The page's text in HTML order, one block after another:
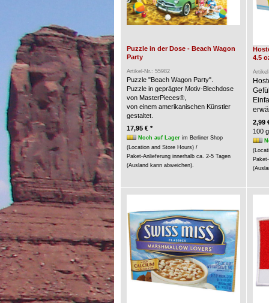
Puzzle in der Dose - Beach Wagon
Party
Artikel-Nr.: 55982
Puzzle "Beach Wagon Party".
Puzzle in geprägter Motiv-Blechdose
von MasterPieces®,
von einem amerikanischen Künstler
gestaltet.
17,95 € *
Noch auf Lagerim Berliner Shop
(Location and Store Hours) /
Paket-Anlieferung innerhalb ca. 2-5 Tagen
(Ausland kann abweichen).
4.5
2,99
100